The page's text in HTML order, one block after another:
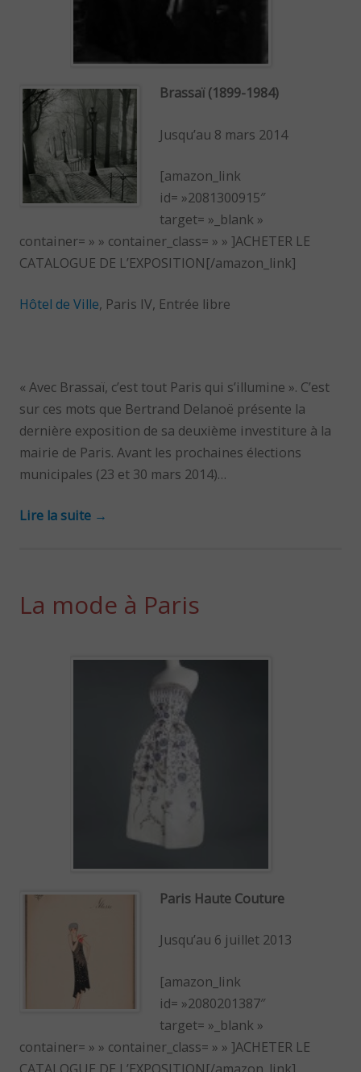
Brassaï (1899-1984)
Jusqu’au 8 mars 2014
[amazon_link
id= »2081300915″
target= »_blank »
container= » » container_class= » » ]ACHETER LE
CATALOGUE DE L’EXPOSITION[/amazon_link]
Hôtel de Ville, Paris IV, Entrée libre
« Avec Brassaï, c’est tout Paris qui s’illumine ». C’est
sur ces mots que Bertrand Delanoë présente la
dernière exposition de sa deuxième investiture à la
mairie de Paris. Avant les prochaines élections
municipales (23 et 30 mars 2014)…
Lire la suite →
La mode à Paris
Paris Haute Couture
Jusqu’au 6 juillet 2013
[amazon_link
id= »2080201387″
target= »_blank »
container= » » container_class= » » ]ACHETER LE
CATALOGUE DE L’EXPOSITION[/amazon_link]